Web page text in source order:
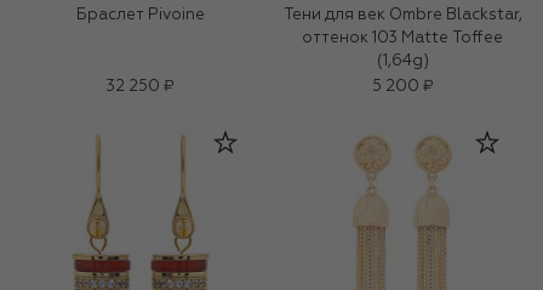
Браслет Pivoine
32 250 ₽
Тени для век Ombre Blackstar,
оттенок 103 Matte Toffee
(1,64g)
5 200 ₽